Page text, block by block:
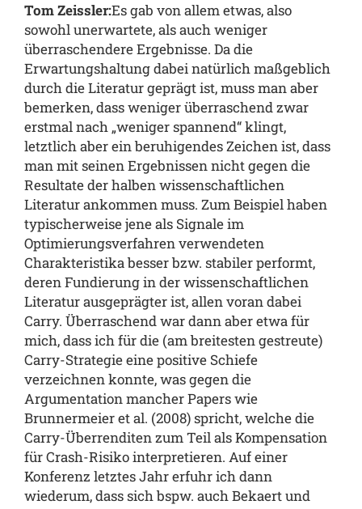
Tom Zeissler:Es gab von allem etwas, also
sowohl unerwartete, als auch weniger
überraschendere Ergebnisse. Da die
Erwartungshaltung dabei natürlich maßgeblich
durch die Literatur geprägt ist, muss man aber
bemerken, dass weniger überraschend zwar
erstmal nach „weniger spannend“ klingt,
letztlich aber ein beruhigendes Zeichen ist, dass
man mit seinen Ergebnissen nicht gegen die
Resultate der halben wissenschaftlichen
Literatur ankommen muss. Zum Beispiel haben
typischerweise jene als Signale im
Optimierungsverfahren verwendeten
Charakteristika besser bzw. stabiler performt,
deren Fundierung in der wissenschaftlichen
Literatur ausgeprägter ist, allen voran dabei
Carry. Überraschend war dann aber etwa für
mich, dass ich für die (am breitesten gestreute)
Carry-Strategie eine positive Schiefe
verzeichnen konnte, was gegen die
Argumentation mancher Papers wie
Brunnermeier et al. (2008) spricht, welche die
Carry-Überrenditen zum Teil als Kompensation
für Crash-Risiko interpretieren. Auf einer
Konferenz letztes Jahr erfuhr ich dann
wiederum, dass sich bspw. auch Bekaert und